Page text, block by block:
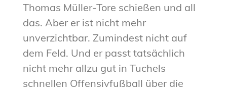
Thomas Müller-Tore schießen und all
das. Aber er ist nicht mehr
unverzichtbar. Zumindest nicht auf
dem Feld. Und er passt tatsächlich
nicht mehr allzu gut in Tuchels
schnellen Offensivfußball über die